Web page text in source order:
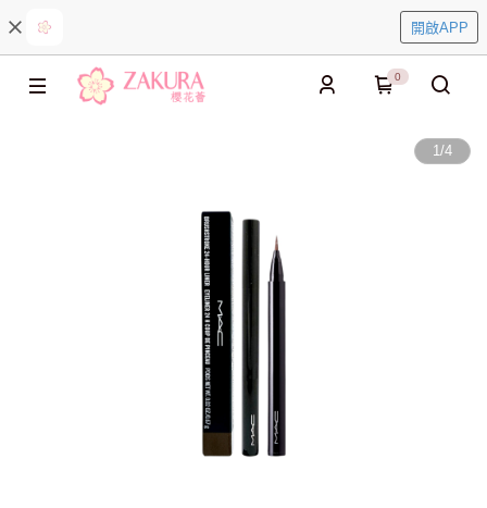
開啟APP
0
1/4